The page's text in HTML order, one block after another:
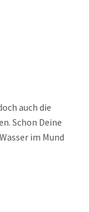
auch die
Schon Deine
im Mund